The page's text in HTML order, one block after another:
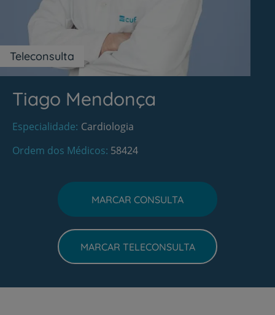
Teleconsulta
Tiago Mendonça
Especialidade Cardiologia
Ordem dos Médicos 58424
MARCAR CONSULTA
MARCAR TELECONSULTA